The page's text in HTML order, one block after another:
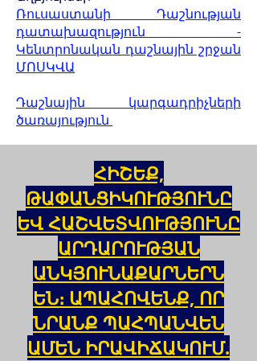
Ռուսաստանի Դաշնության
դատախազություն -
Կենտրոնական դաշնային շրջան
ՄՈՍԿՎԱ
Դաշնային կարգադրիչների
ծառայություն
ՀԻՇԵՔ,
ԹԱՓԱՆՑԻԿՈՒԹՅՈՒՆԸ
ԵՎ ՀԱՇՎԵՏՎՈՒԹՅՈՒՆԸ
ԱՐԴԱՐՈՒԹՅԱՆ
ԱՆԿՅՈՒՆԱՔԱՐՆԵՐՆ
ԵՆ։ ԱՊԱՀՈՎԵՆՔ, ՈՐ
ՆՐԱՆՔ ՊԱՀՊԱՆՎԵՆ
ԱՄԵՆ ԻՐԱՎԻՃԱԿՈՒՄ.